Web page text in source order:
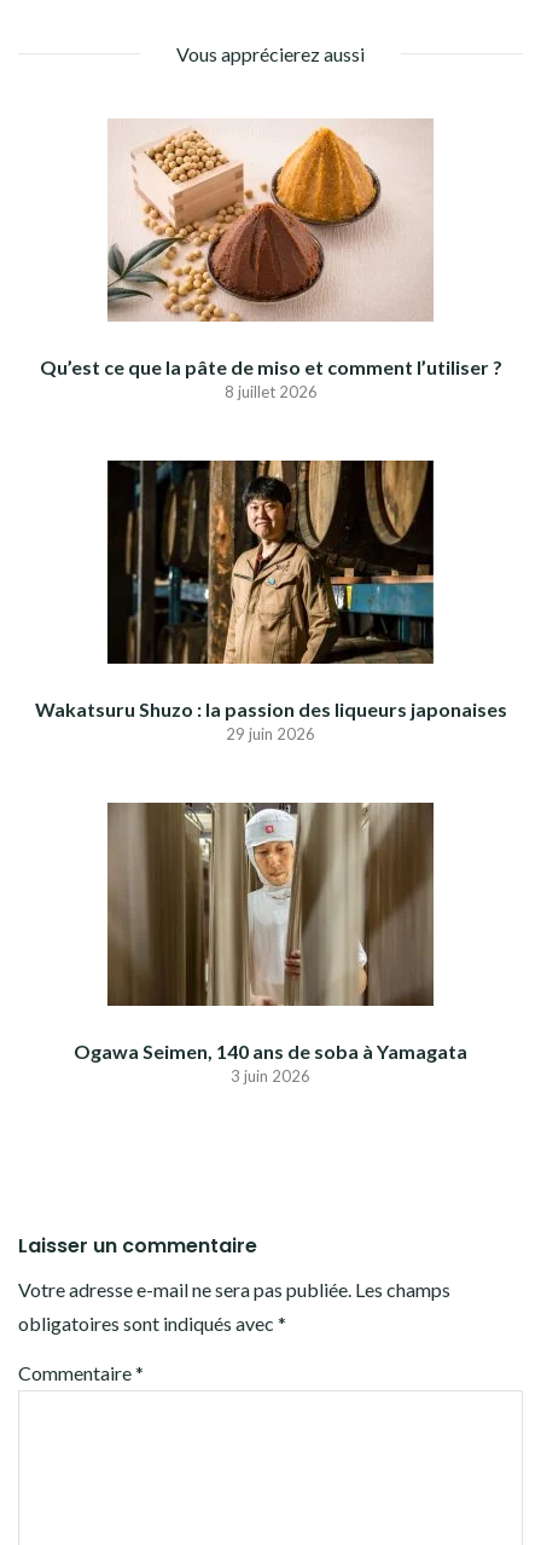
Vous apprécierez aussi
Qu’est ce que la pâte de miso et comment l’utiliser ?
8 juillet 2026
Wakatsuru Shuzo : la passion des liqueurs japonaises
29 juin 2026
Ogawa Seimen, 140 ans de soba à Yamagata
3 juin 2026
Laisser un commentaire
Votre adresse e-mail ne sera pas publiée. Les champs
obligatoires sont indiqués avec *
Commentaire*